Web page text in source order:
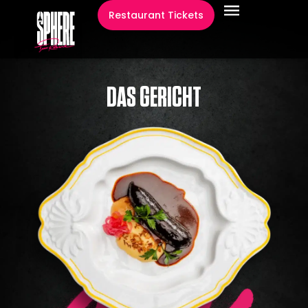
springen
Restaurant Tickets
DAS GERICHT